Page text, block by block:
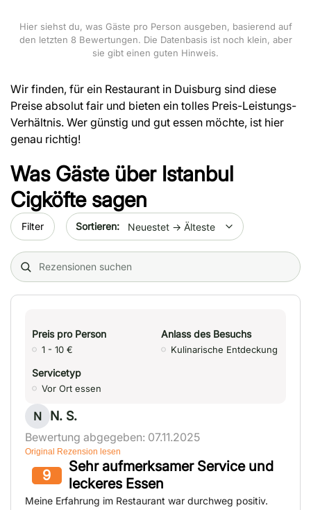
Hier siehst du, was Gäste pro Person ausgeben, basierend auf
den letzten 8 Bewertungen. Die Datenbasis ist noch klein, aber
sie gibt einen guten Hinweis.
Wir finden, für ein Restaurant in Duisburg sind diese
Preise absolut fair und bieten ein tolles Preis-Leistungs-
Verhältnis. Wer günstig und gut essen möchte, ist hier
genau richtig!
Was Gäste über Istanbul
Cigköftesagen
Filter Sort by date
Search (title/text)
Preis pro Person
1 - 10 €
Anlass des Besuchs
Kulinarische Entdeckung
Servicetyp
Vor Ort essen
N N. S.
Bewertung abgegeben: 07.11.2025
Original Rezension lesen
9
Sehr aufmerksamer Service und
leckeres Essen
Meine Erfahrung im Restaurant war durchweg positiv.